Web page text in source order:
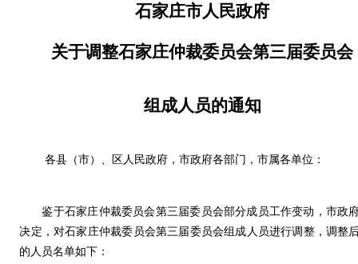
石家庄市人民政府
关于调整石家庄仲裁委员会第三届委员会
组成人员的通知
各县（市）、区人民政府，市政府各部门，市属各单位：
鉴于石家庄仲裁委员会第三届委员会部分成员工作变动，市政
决定，对石家庄仲裁委员会第三届委员会组成人员进行调整，调整
的人员名单如下：